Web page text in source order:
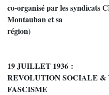
co-organisé par les syndicats
Montauban et sa
région)
19 JUILLET 1936 :
REVOLUTION SOCIALE &
FASCISME